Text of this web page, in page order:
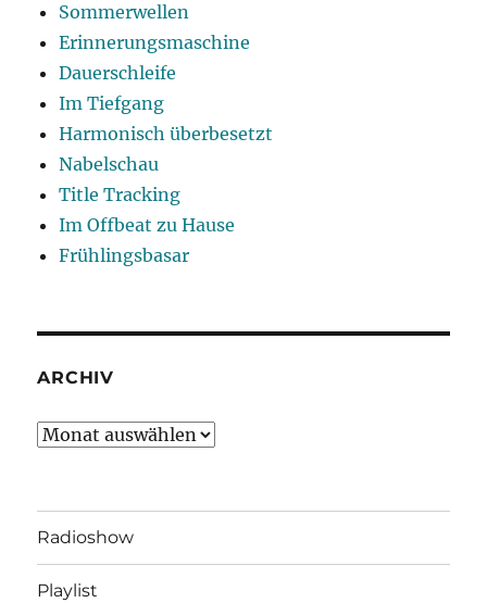
Sommerwellen
Erinnerungsmaschine
Dauerschleife
Im Tiefgang
Harmonisch überbesetzt
Nabelschau
Title Tracking
Im Offbeat zu Hause
Frühlingsbasar
ARCHIV
Archiv
Radioshow
Playlist